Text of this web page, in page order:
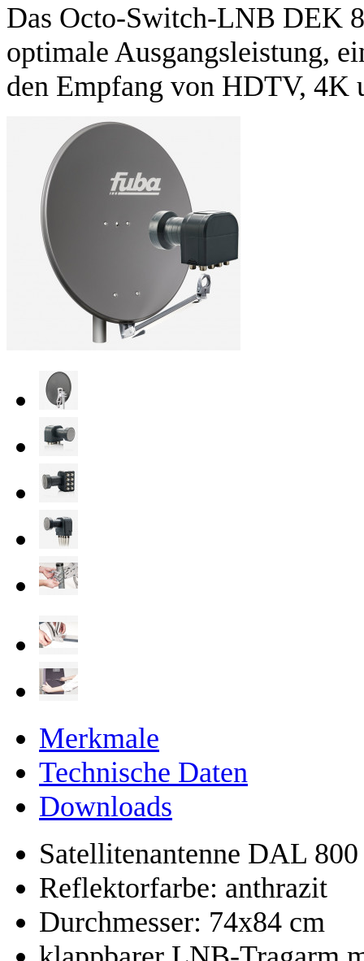
Das Octo-Switch-LNB DEK
optimale Ausgangsleistung,
den Empfang von HDTV, 4K
Merkmale
Technische Daten
Downloads
Satellitenantenne DAL
Reflektorfarbe: anthrazit
Durchmesser: 74x84 cm